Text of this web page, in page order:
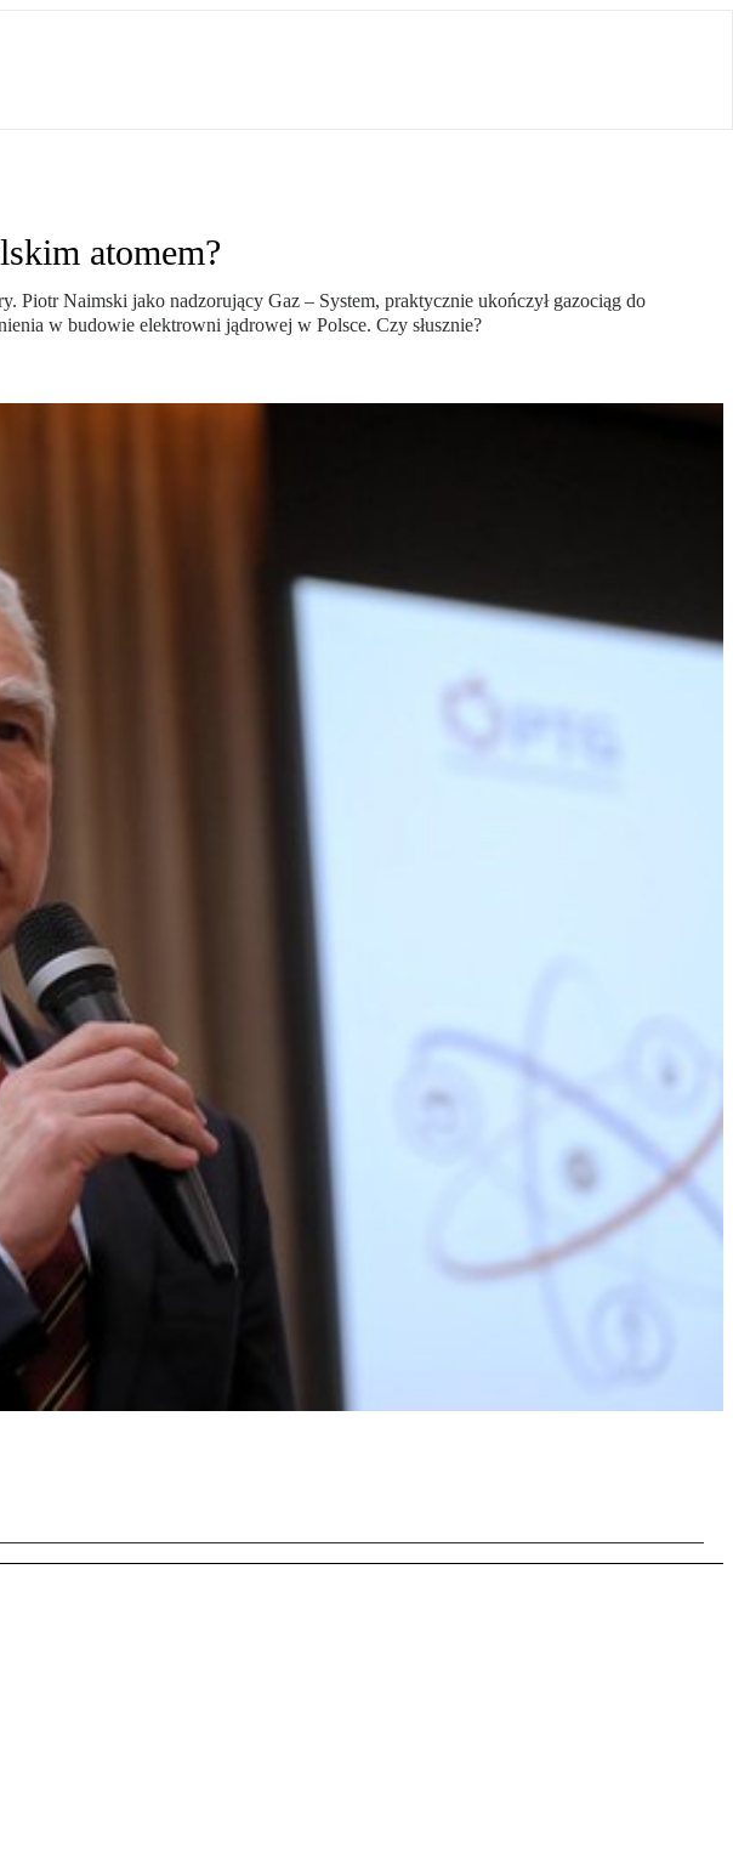
atomem?
Piotr Naimski jako nadzorujący Gaz – System, praktycznie ukończył gazociąg do
w budowie elektrowni jądrowej w Polsce. Czy słusznie?